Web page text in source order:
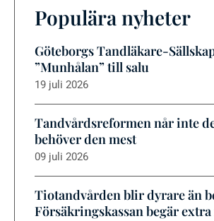
Populära nyheter
Göteborgs Tandläkare-
”Munhålan” till salu
19 juli 2026
Tandvårdsreformen når inte
behöver den mest
09 juli 2026
Tiotandvården blir dyrare än
Försäkringskassan begär